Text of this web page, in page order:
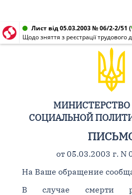
Лист від 05.03.2003 № 06/2-2/51 (
МИНИСТЕРСТВО
СОЦИАЛЬНОЙ
от 05.03.2003 г. N
На Ваше обращение
В случае смерти